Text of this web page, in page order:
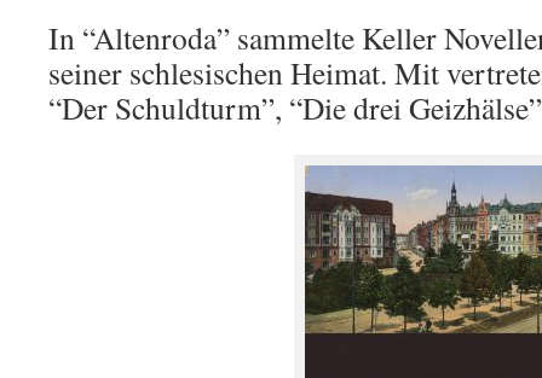
In “Altenroda” sammelte Keller
seiner schlesischen Heimat. Mit
“Der Schuldturm”, “Die drei